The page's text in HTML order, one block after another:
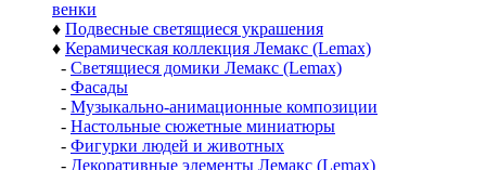
венки
♦ Подвесные светящиеся украшения
♦ Керамическая коллекция Лемакс (Lemax)
- Светящиеся домики Лемакс (Lemax)
- Фасады
- Музыкально-анимационные композиции
- Настольные сюжетные миниатюры
- Фигурки людей и животных
- Декоративные элементы Лемакс (Lemax)